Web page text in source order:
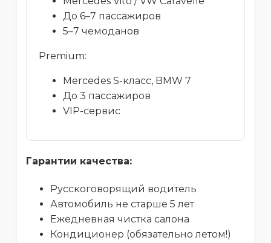
До 6–7 пассажиров
5–7 чемоданов
Premium:
Mercedes S-класс, BMW 7
До 3 пассажиров
VIP-сервис
Гарантии качества:
Русскоговорящий водитель
Автомобиль не старше 5 лет
Ежедневная чистка салона
Кондиционер (обязательно летом!)